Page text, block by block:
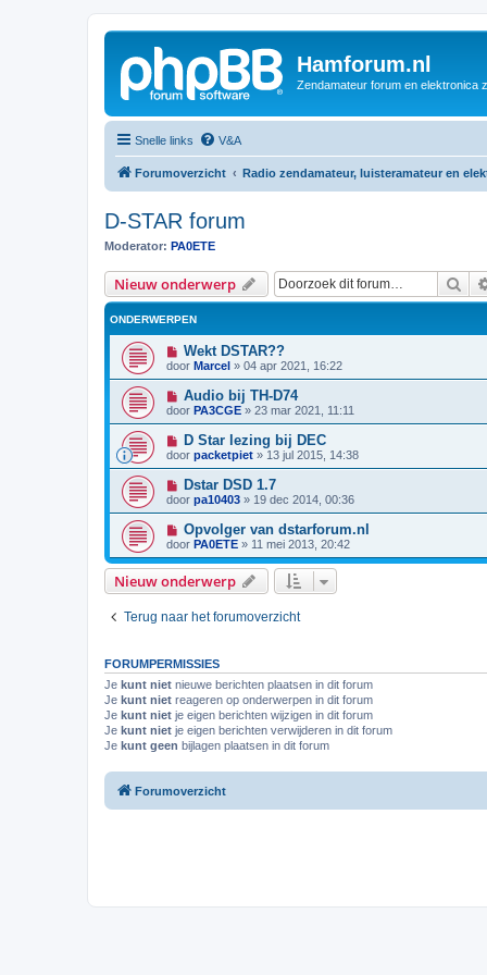
Hamforum.nl
Zendamateur forum en elektronica
Snelle links V&A
Forumoverzicht Radio zendamateur, luisteramateur en
D-STAR forum
Moderator: PA0ETE
Nieuw onderwerp
ONDERWERPEN
Wekt DSTAR??
door Marcel » 04 apr 2021, 16:22
Audio bij TH-D74
door PA3CGE » 23 mar 2021, 11:11
D Star lezing bij DEC
door packetpiet » 13 jul 2015, 14:38
Dstar DSD 1.7
door pa10403 » 19 dec 2014, 00:36
Opvolger van dstarforum.nl
door PA0ETE » 11 mei 2013, 20:42
Nieuw onderwerp
Terug naar het forumoverzicht
FORUMPERMISSIES
Je kunt niet nieuwe berichten plaatsen in dit forum
Je kunt niet reageren op onderwerpen in dit forum
Je kunt niet je eigen berichten wijzigen in dit forum
Je kunt niet je eigen berichten verwijderen in dit forum
Je kunt geen bijlagen plaatsen in dit forum
Forumoverzicht